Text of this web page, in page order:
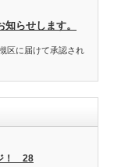
らせします。
区に届けて承認され
！ 28